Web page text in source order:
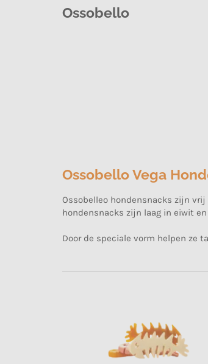
Ossobello
Ossobello Vega
Ossobelleo hondensnacks zijn
hondensnacks zijn laag in eiwit
Door de speciale vorm helpen ze